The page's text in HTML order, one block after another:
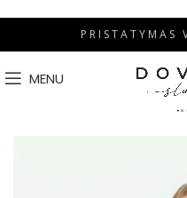
P R I S T A T Y M A S
MENU